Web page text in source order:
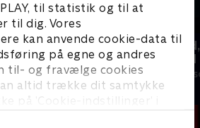
til statistik og til at
til dig. Vores
kan anvende cookie-data til
på egne og andres
til- og fravælge cookies
altid trække dit samtykke
på ’Cookie-indstillinger’ i
beliggenhed
Livsstil • 18